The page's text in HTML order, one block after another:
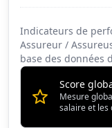
Indicateurs de
Assureur /
base des données
Score
Mesure
salaire et les